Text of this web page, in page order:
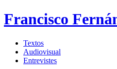
Francisco
Textos
Audiovisual
Entrevistes